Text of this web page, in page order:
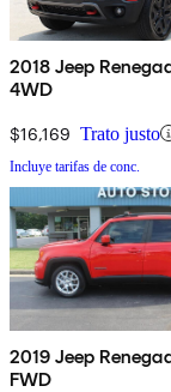
2018 Jeep
4WD
$16,169 Trato justo
Incluye tarifas de conc.
2019 Jeep
FWD